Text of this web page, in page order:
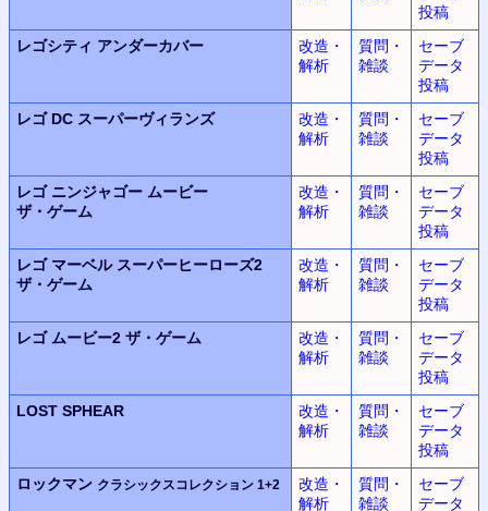
投稿
レゴシティ アンダーカバー
改造・
解析
質問・
雑談
セーブ
データ
投稿
レゴ DC スーパーヴィランズ
改造・
解析
質問・
雑談
セーブ
データ
投稿
レゴ ニンジャゴー ムービー
ザ・ゲーム
改造・
解析
質問・
雑談
セーブ
データ
投稿
レゴ マーベル スーパーヒーローズ2
ザ・ゲーム
改造・
解析
質問・
雑談
セーブ
データ
投稿
レゴ ムービー2 ザ・ゲーム
改造・
解析
質問・
雑談
セーブ
データ
投稿
LOST SPHEAR
改造・
解析
質問・
雑談
セーブ
データ
投稿
ロックマン クラシックスコレクション 1+2
改造・
解析
質問・
雑談
セーブ
データ